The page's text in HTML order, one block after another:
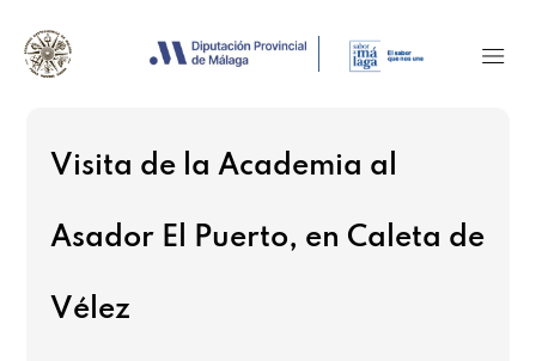
Visita de la Academia al
Asador El Puerto, en Caleta de
Vélez